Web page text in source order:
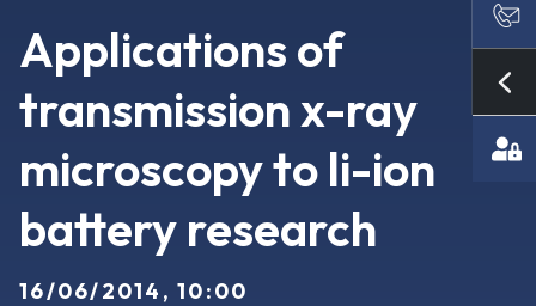
Applications of
transmission x-ray
microscopy to li-ion
battery research
16/06/2014, 10:00